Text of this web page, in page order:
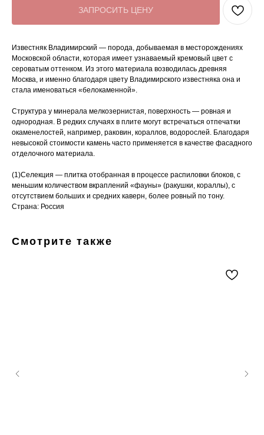
ЗАПРОСИТЬ ЦЕНУ
Известняк Владимирский — порода, добываемая в месторождениях
Московской области, которая имеет узнаваемый кремовый цвет с
сероватым оттенком. Из этого материала возводилась древняя
Москва, и именно благодаря цвету Владимирского известняка она и
стала именоваться «белокаменной».
Структура у минерала мелкозернистая, поверхность — ровная и
однородная. В редких случаях в плите могут встречаться отпечатки
окаменелостей, например, раковин, кораллов, водорослей. Благодаря
невысокой стоимости камень часто применяется в качестве фасадного
отделочного материала.
(1)Селекция — плитка отобранная в процессе распиловки блоков, с
меньшим количеством вкраплений «фауны» (ракушки, кораллы), с
отсутствием больших и средних каверн, более ровный по тону.
Страна: Россия
Смотрите также